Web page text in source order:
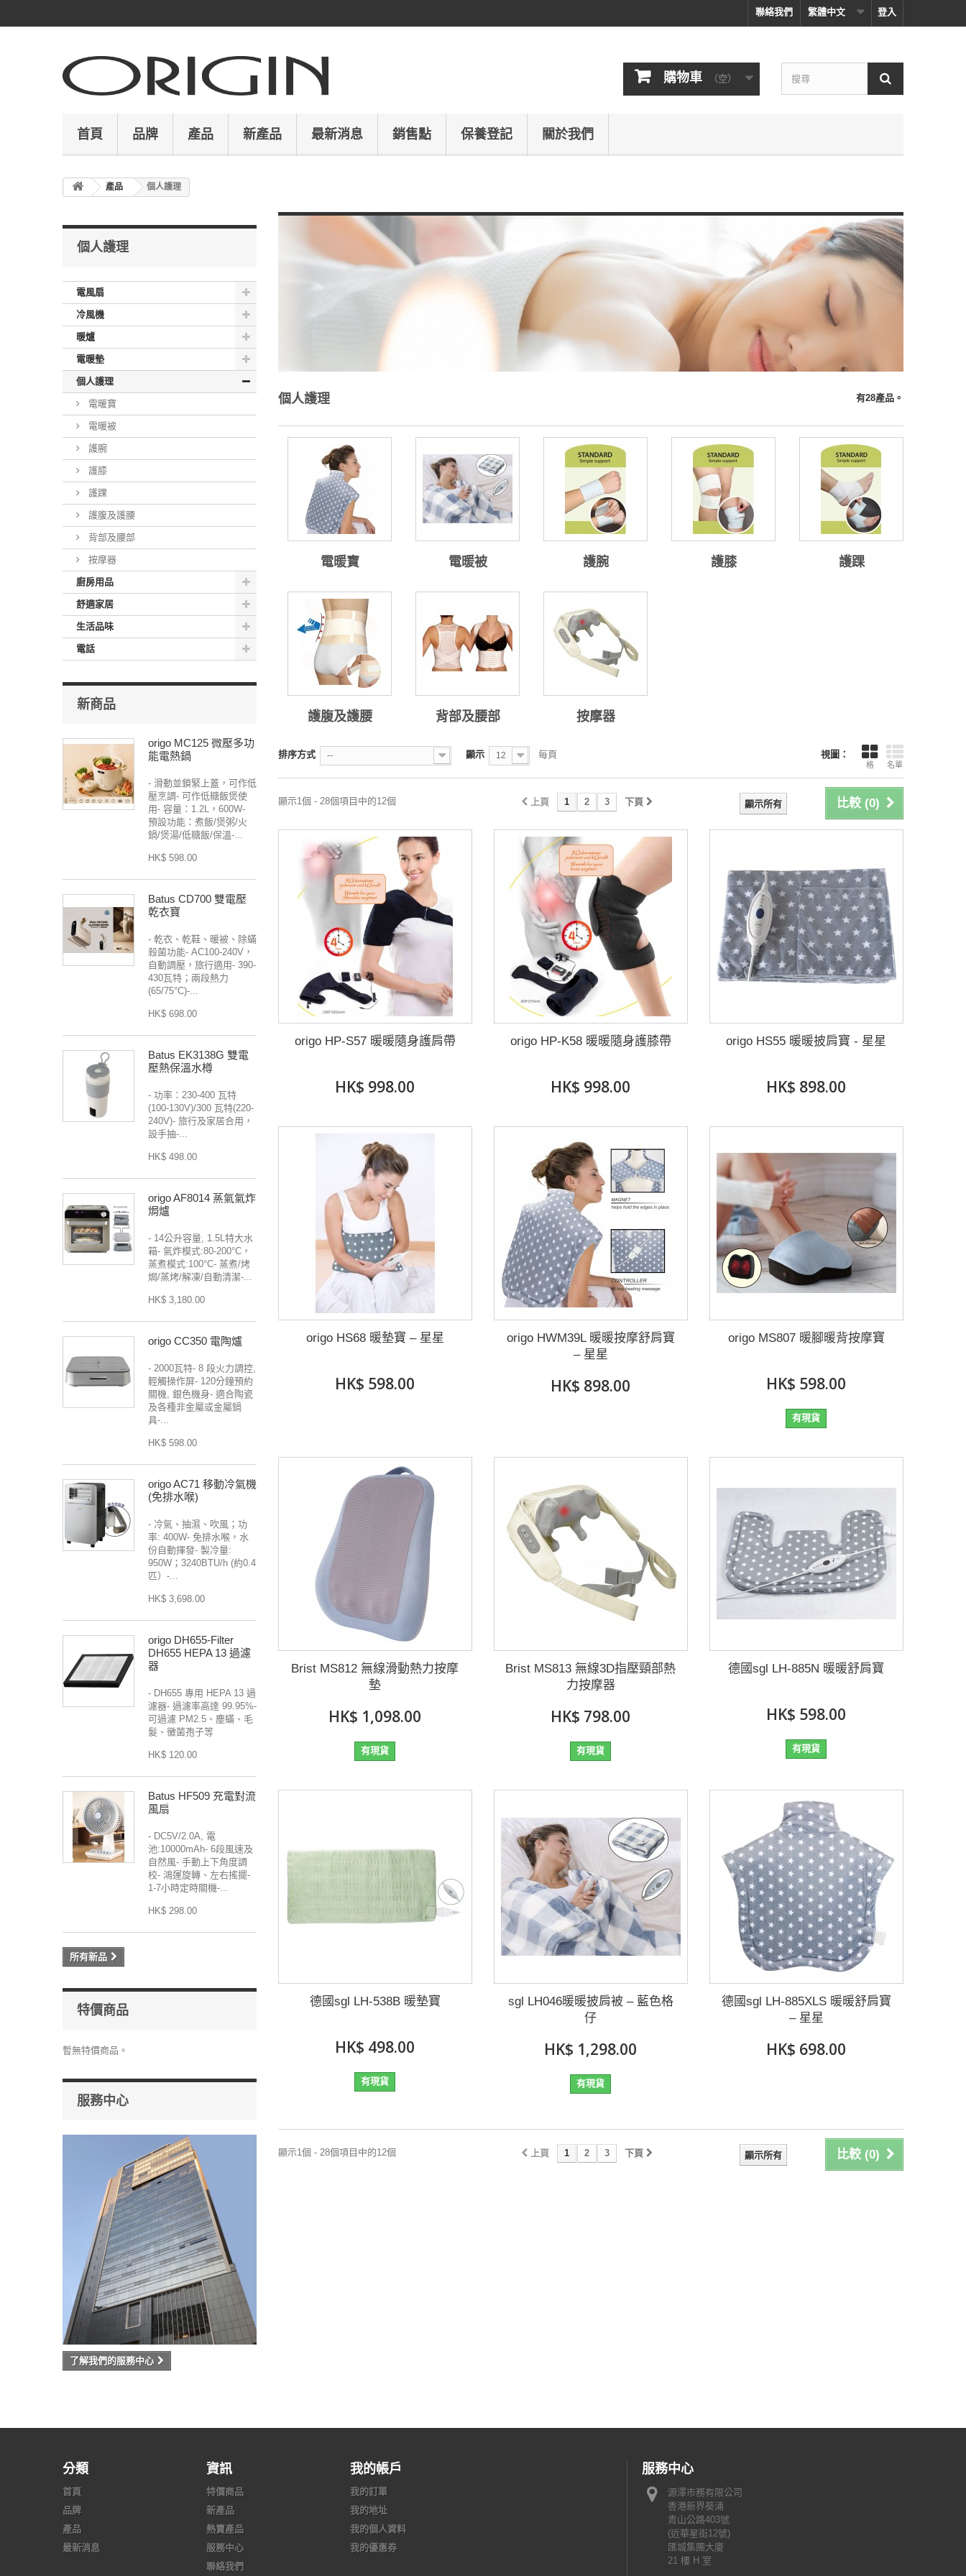
登入
繁體中文
聯絡我們
購物車 （空）
首頁 品牌 產品 新產品 最新消息 銷售點 保養登記 關於我們
產品 個人護理
個人護理
電風扇
冷風機
暖爐
電暖墊
個人護理
電暖寶
電暖被
護腕
護膝
護踝
護腹及護腰
背部及腰部
按摩器
廚房用品
舒適家居
生活品味
電話
新商品
origo MC125 微壓多功
能電熱鍋
- 滑動並鎖緊上蓋，可作低
壓烹調- 可作低糖飯煲使
用- 容量：1.2L，600W-
預設功能：煮飯/煲粥/火
鍋/煲湯/低糖飯/保溫-...
HK$ 598.00
Batus CD700 雙電壓
乾衣寶
- 乾衣、乾鞋、暖被、除蟎
殺菌功能- AC100-240V，
自動調壓，旅行適用- 390-
430瓦特；兩段熱力
(65/75°C)-...
HK$ 698.00
Batus EK3138G 雙電
壓熱保溫水樽
- 功率：230-400 瓦特
(100-130V)/300 瓦特(220-
240V)- 旅行及家居合用，
設手抽-...
HK$ 498.00
origo AF8014 蒸氣氣炸
焗爐
- 14公升容量, 1.5L特大水
箱- 氣炸模式:80-200°C，
蒸煮模式:100°C- 蒸煮/烤
焗/蒸烤/解凍/自動清潔-...
HK$ 3,180.00
origo CC350 電陶爐
- 2000瓦特- 8 段火力調控,
輕觸操作屏- 120分鐘預約
關機, 銀色機身- 適合陶瓷
及各種非金屬或金屬鍋
具-...
HK$ 598.00
origo AC71 移動冷氣機
(免排水喉)
- 冷氣、抽濕、吹風；功
率: 400W- 免排水喉，水
份自動揮發- 製冷量:
950W；3240BTU/h (約0.4
匹）-...
HK$ 3,698.00
origo DH655-Filter
DH655 HEPA 13 過濾
器
- DH655 專用 HEPA 13 過
濾器- 過濾率高達 99.95%-
可過濾 PM2.5、塵蟎、毛
髮、黴菌孢子等
HK$ 120.00
Batus HF509 充電對流
風扇
- DC5V/2.0A, 電
池:10000mAh- 6段風速及
自然風- 手動上下角度調
校- 鴻運旋轉、左右搖擺-
1-7小時定時關機-...
HK$ 298.00
所有新品
特價商品
暫無特價商品。
服務中心
了解我們的服務中心
個人護理 有28產品。
電暖寶 電暖被 護腕 護膝 護踝
護腹及護腰 背部及腰部 按摩器
視圖：
格 名單
排序方式 -- 顯示 12 每頁
比較 (0)
顯示所有
上頁 1 2 3 下頁
顯示1個 - 28個項目中的12個
origo HP-S57 暖暖隨身護肩帶
HK$ 998.00
origo HP-K58 暖暖隨身護膝帶
HK$ 998.00
origo HS55 暖暖披肩寶 - 星星
HK$ 898.00
origo HS68 暖墊寶 – 星星
HK$ 598.00
origo HWM39L 暖暖按摩舒肩寶
– 星星
HK$ 898.00
origo MS807 暖腳暖背按摩寶
HK$ 598.00
有現貨
Brist MS812 無線滑動熱力按摩
墊
HK$ 1,098.00
有現貨
Brist MS813 無線3D指壓頸部熱
力按摩器
HK$ 798.00
有現貨
德國sgl LH-885N 暖暖舒肩寶
HK$ 598.00
有現貨
德國sgl LH-538B 暖墊寶
HK$ 498.00
有現貨
sgl LH046暖暖披肩被 – 藍色格
仔
HK$ 1,298.00
有現貨
德國sgl LH-885XLS 暖暖舒肩寶
– 星星
HK$ 698.00
比較 (0)
顯示所有
上頁 1 2 3 下頁
顯示1個 - 28個項目中的12個
分類
首頁
品牌
產品
最新消息
資訊
特價商品
新產品
熱賣產品
服務中心
聯絡我們
我的帳戶
我的訂單
我的地址
我的個人資料
我的優惠券
服務中心
源澤市務有限公司
香港新界葵涌
青山公路403號
(近華星街12號)
匯城集團大廈
21 樓 H 室